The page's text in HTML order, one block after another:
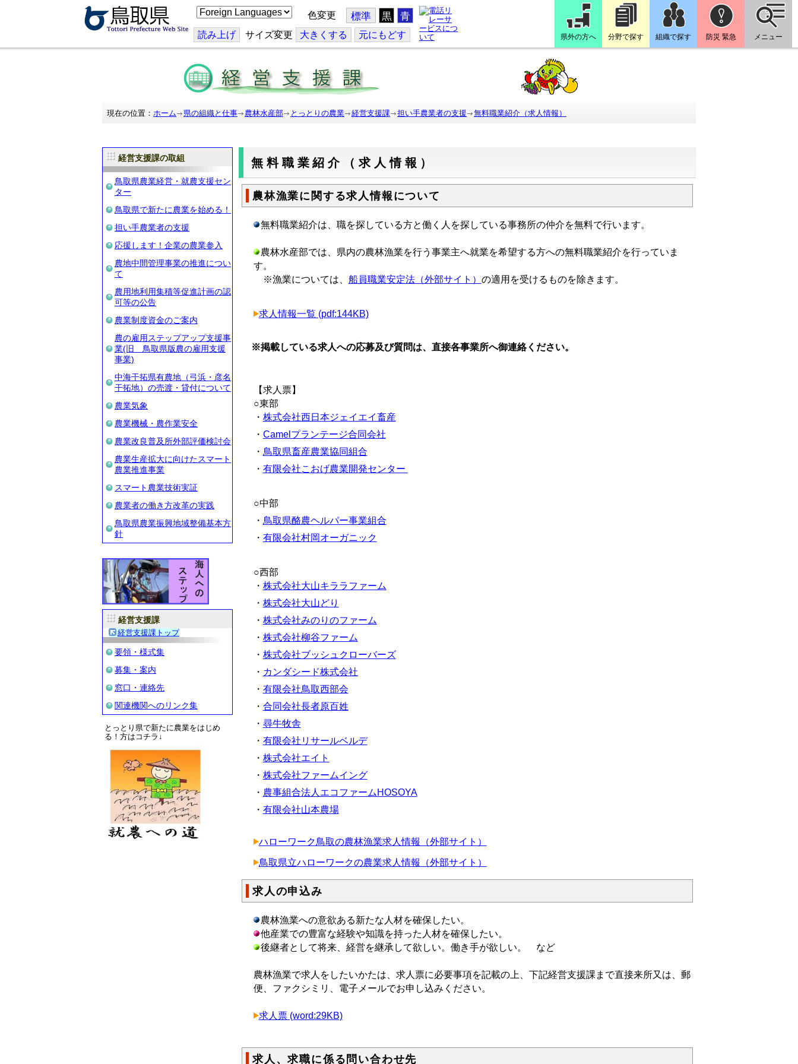
こ
の
ジ
を
訳
す
る
色変更 標準 黒 青
読み上げ サイズ変更 大きくする 元にもどす 県外の方へ 分野で探す 組織で探す 防災 緊急 メニュー
現在の位置： ホーム 県の組織と仕事 農林水産部 とっとりの農業 経営支援課 担い手農業者の支援 無料職業紹介（求人情報）
経営支援課の取組
鳥取県農業経営・就農支援セン
ター
鳥取県で新たに農業を始める！
担い手農業者の支援
応援します！企業の農業参入
農地中間管理事業の推進につい
て
農用地利用集積等促進計画の認
可等の公告
農業制度資金のご案内
農の雇用ステップアップ支援事
業(旧 鳥取県版農の雇用支援
事業)
中海干拓県有農地（弓浜・彦名
干拓地）の売渡・貸付について
農業気象
農業機械・農作業安全
農業改良普及所外部評価検討会
農業生産拡大に向けたスマート
農業推進事業
スマート農業技術実証
農業者の働き方改革の実践
鳥取県農業振興地域整備基本方
針
経営支援課
経営支援課トップ
要領・様式集
募集・案内
窓口・連絡先
関連機関へのリンク集
とっとり県で新たに農業をはじめ
る！方はコチラ↓
無料職業紹介（求人情報）
農林漁業に関する求人情報について
無料職業紹介は、職を探している方と働く人を探している事務所の仲介を無料で行います。
農林水産部では、県内の農林漁業を行う事業主へ就業を希望する方への無料職業紹介を行っていま
す。
※漁業については、 船員職業安定法（外部サイト） の適用を受けるものを除きます。
求人情報一覧 (pdf:144KB)
※掲載している求人への応募及び質問は、直接各事業所へ御連絡ください。
【求人票】
○東部
・ 株式会社西日本ジェイエイ畜産
・ Camelプランテージ合同会社
・ 鳥取県畜産農業協同組合
・ 有限会社こおげ農業開発センター
○中部
・ 鳥取県酪農ヘルパー事業組合
・ 有限会社村岡オーガニック
○西部
・ 株式会社大山キララファーム
・ 株式会社大山どり
・ 株式会社みのりのファーム
・ 株式会社柳谷ファーム
・ 株式会社ブッシュクローバーズ
・ カンダシード株式会社
・ 有限会社鳥取西部会
・ 合同会社長者原百姓
・ 尋牛牧舎
・ 有限会社リサールベルデ
・ 株式会社エイト
・ 株式会社ファームイング
・ 農事組合法人エコファームHOSOYA
・ 有限会社山本農場
ハローワーク鳥取の農林漁業求人情報（外部サイト）
鳥取県立ハローワークの農業求人情報（外部サイト）
求人の申込み
農林漁業への意欲ある新たな人材を確保したい。
他産業での豊富な経験や知識を持った人材を確保したい。
後継者として将来、経営を継承して欲しい。働き手が欲しい。 など
農林漁業で求人をしたいかたは、求人票に必要事項を記載の上、下記経営支援課まで直接来所又は、郵
便、ファクシミリ、電子メールでお申し込みください。
求人票 (word:29KB)
求人、求職に係る問い合わせ先